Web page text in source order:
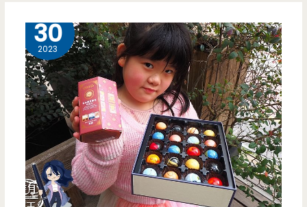
又
是
一
間
在
巷
美
食-
黃
門
巷
口-
令
30
2023